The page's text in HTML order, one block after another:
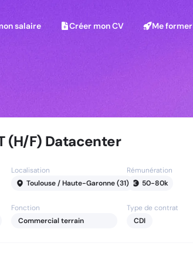
salaire Créer mon CV Me former
salaire Créer mon CV Me former
(H/F) Datacenter
Localisation
Toulouse / Haute-Garonne (31)
Rémunération
50-80k
Fonction
Commercial terrain
Type de contrat
CDI